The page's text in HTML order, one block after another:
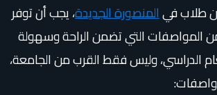
طلاب فيالمنصورة الجديدة، يجب أن توفر
المواصفات التي تضمن الراحة وسهولة
الدراسي، وليس فقط القرب من الجامعة،